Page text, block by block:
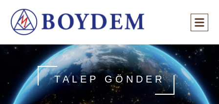
TALEP GÖNDER